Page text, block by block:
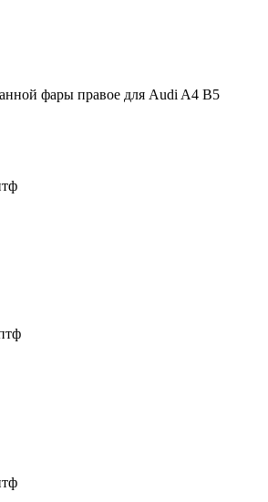
фары правое для Audi A4 B5